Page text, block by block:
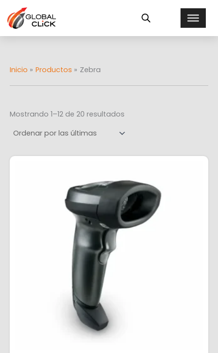
contenido
s
t
o
Inicio Productos Zebra
Mostrando 1–12 de 20 resultados
recientes